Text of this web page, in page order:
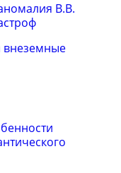
В.В.
внеземные